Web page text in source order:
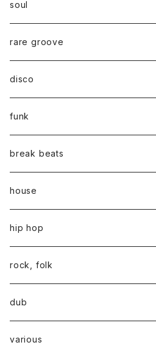
soul
rare groove
disco
funk
break beats
house
hip hop
rock, folk
dub
various